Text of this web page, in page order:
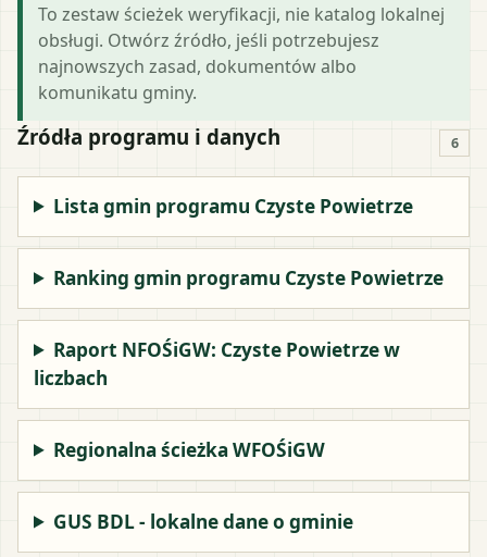
To zestaw ścieżek weryfikacji, nie katalog lokalnej
obsługi. Otwórz źródło, jeśli potrzebujesz
najnowszych zasad, dokumentów albo
komunikatu gminy.
Źródła programu i danych 6
Lista gmin programu Czyste Powietrze
Ranking gmin programu Czyste Powietrze
Raport NFOŚiGW: Czyste Powietrze w
liczbach
Regionalna ścieżka WFOŚiGW
GUS BDL - lokalne dane o gminie